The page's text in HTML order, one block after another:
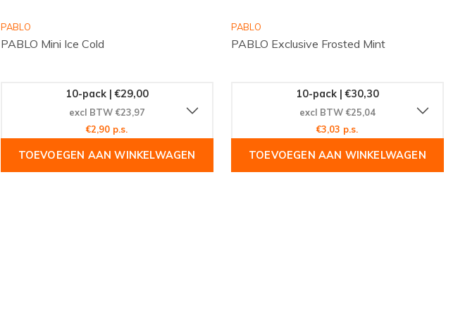
PABLO
PABLO Mini Ice Cold
10-pack | €29,00
excl BTW €23,97
€2,90 p.s.
TOEVOEGEN AAN WINKELWAGEN
PABLO
PABLO Exclusive Frosted Mint
10-pack | €30,30
excl BTW €25,04
€3,03 p.s.
TOEVOEGEN AAN WINKELWAGEN